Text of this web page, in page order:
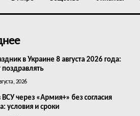
в Украине 8 августа 2026 года:
поздравлять
2026
ВСУ через «Армия+» без согласия
условия и сроки